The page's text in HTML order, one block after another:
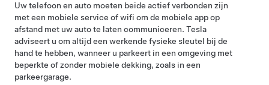
Uw telefoon en auto moeten beide actief verbonden zijn
met een mobiele service of wifi om de mobiele app op
afstand met uw auto te laten communiceren. Tesla
adviseert u om altijd een werkende fysieke sleutel bij de
hand te hebben, wanneer u parkeert in een omgeving met
beperkte of zonder mobiele dekking, zoals in een
parkeergarage.